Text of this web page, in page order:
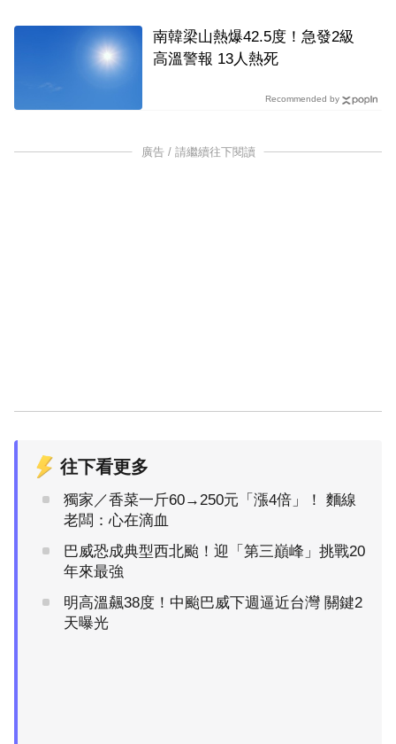
南韓梁山熱爆42.5度！急發2級
高溫警報 13人熱死
Recommended by
廣告 / 請繼續往下閱讀
往下看更多
獨家／香菜一斤60→250元「漲4倍」！ 麵線
老闆：心在滴血
巴威恐成典型西北颱！迎「第三巔峰」挑戰20
年來最強
明高溫飆38度！中颱巴威下週逼近台灣 關鍵2
天曝光